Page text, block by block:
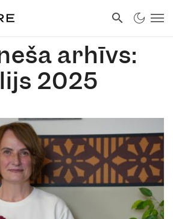
arhīvs:
2025